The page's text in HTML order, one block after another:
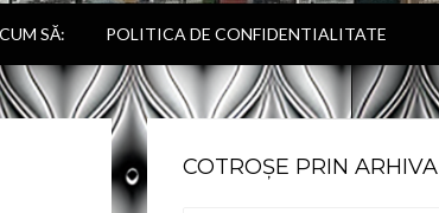
SĂ: POLITICA DE CONFIDENTIALITATE
COTROȘE PRIN ARHIVA